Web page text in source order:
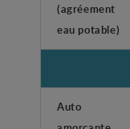
(agréement
eau potable)
Auto